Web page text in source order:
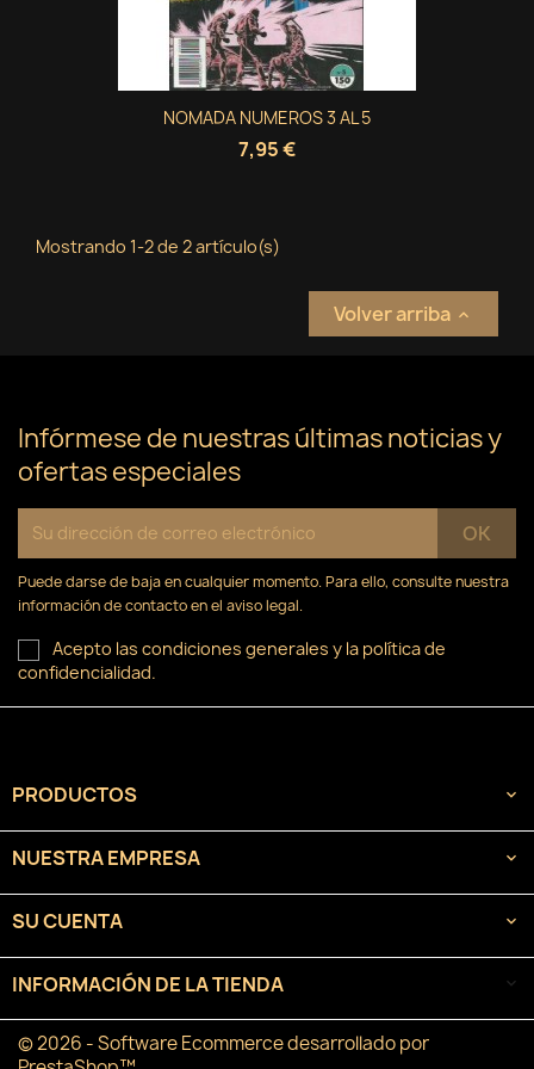
Crear nueva lista
Cancelar Crear lista de deseos
((modalDeleteText))
Cancelar Iniciar sesión
NOMADA NUMEROS 3 AL 5
7,95 €
Mostrando 1-2 de 2 artículo(s)
Volver arriba 
Infórmese de nuestras últimas noticias y
ofertas especiales
Puede darse de baja en cualquier momento. Para ello, consulte nuestra
información de contacto en el aviso legal.
Acepto las condiciones generales y la política de
confidencialidad.
PRODUCTOS 
NUESTRA EMPRESA 
SU CUENTA 
INFORMACIÓN DE LA TIENDA keyboard_arrow_down
© 2026 - Software Ecommerce desarrollado por